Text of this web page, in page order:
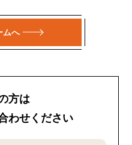
ムへ
方は
わせください